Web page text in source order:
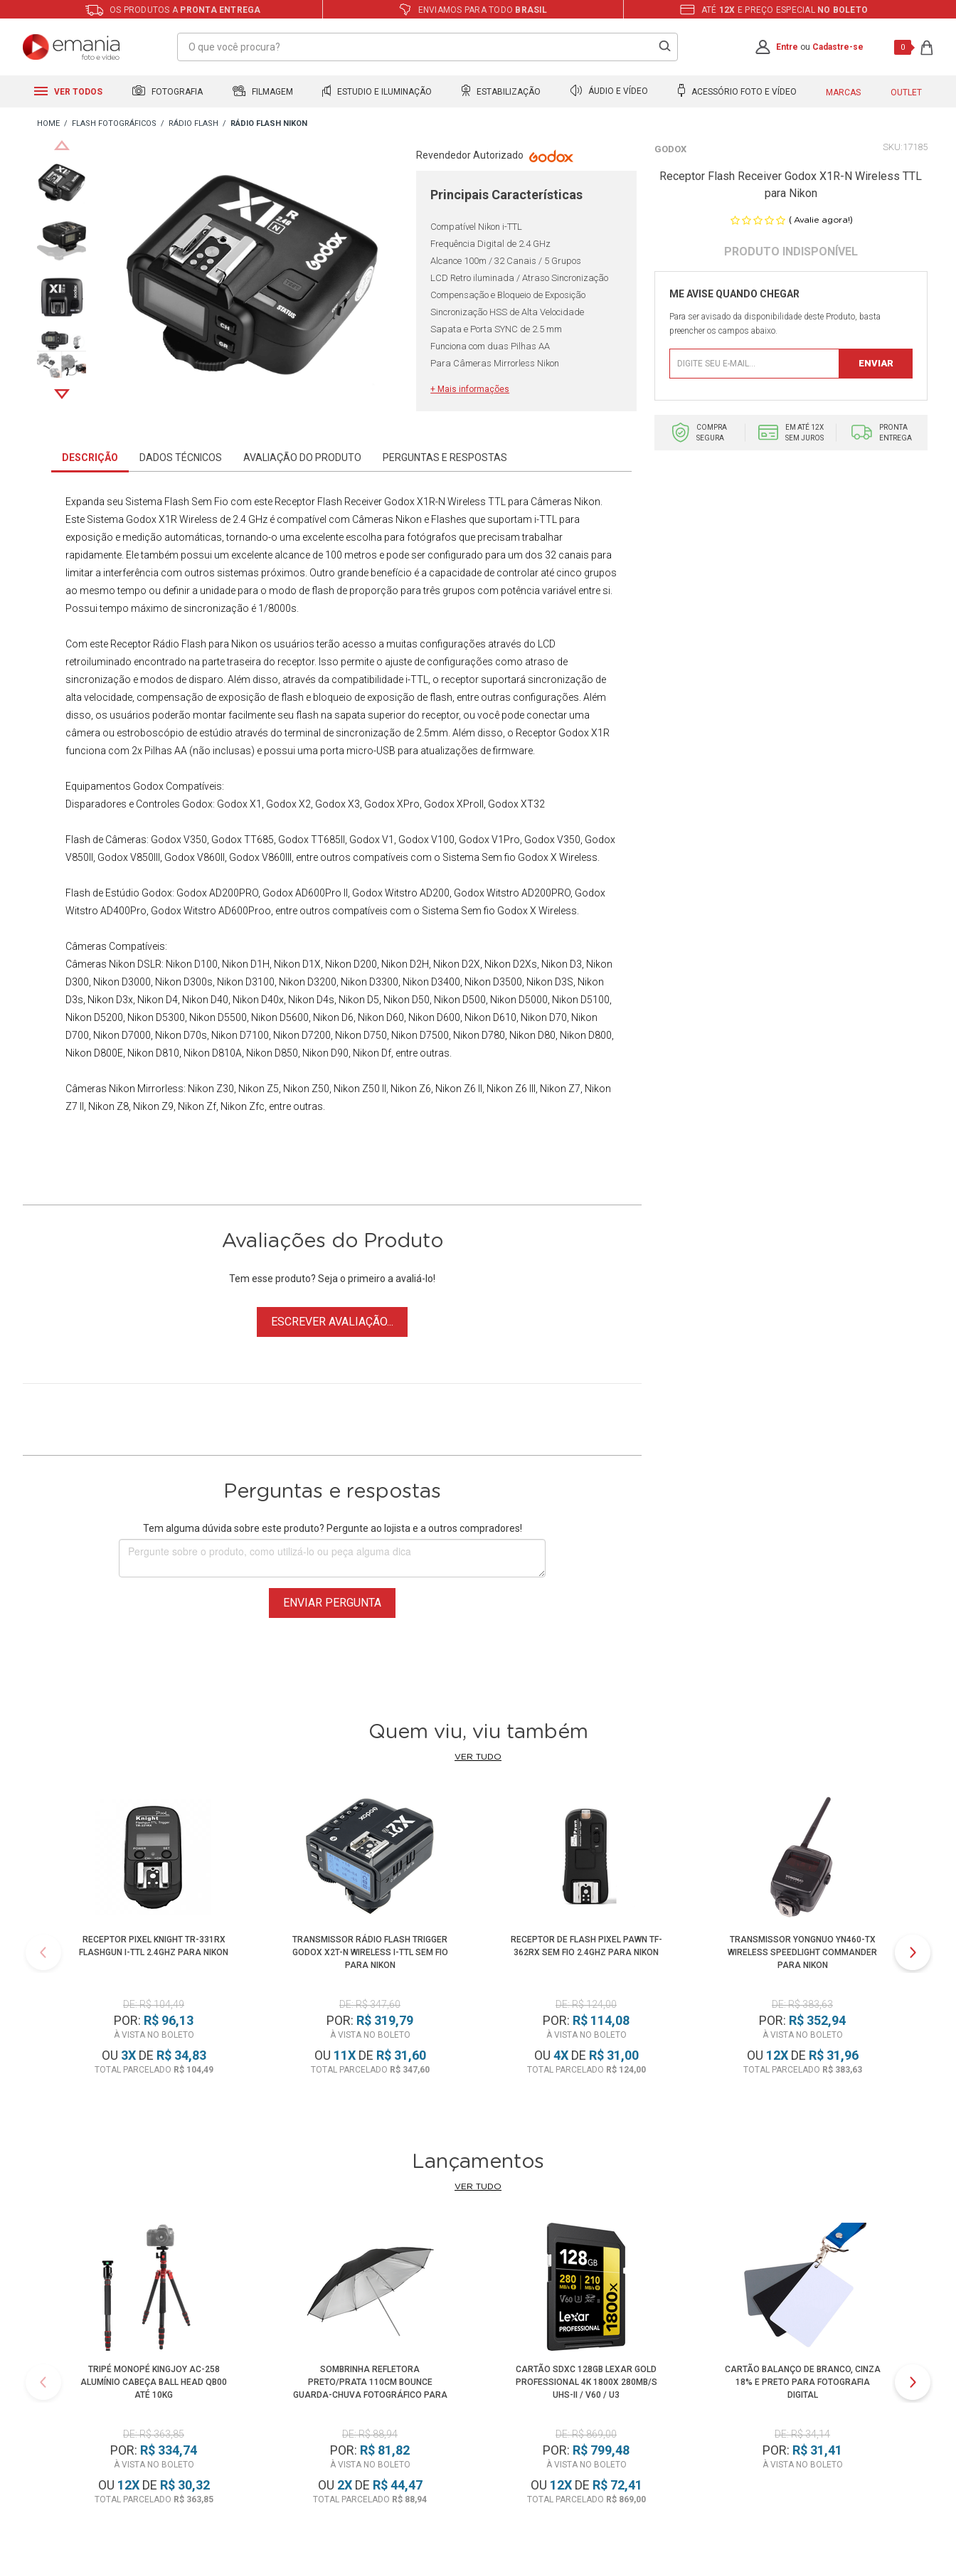
OS PRODUTOS A PRONTA ENTREGA ENVIAMOS PARA TODO BRASIL ATÉ 12X E PREÇO ESPECIAL NO BOLETO
Entre ou Cadastre-se 0
VER TODOS FOTOGRAFIA FILMAGEM ESTUDIO E ILUMINAÇÃO ESTABILIZAÇÃO ÁUDIO E VÍDEO ACESSÓRIO FOTO E VÍDEO MARCAS OUTLET
FLASH FOTOGRÁFICOS RÁDIO FLASH RÁDIO FLASH NIKON
Revendedor Autorizado
Principais Características
Compatível Nikon i-TTL
Frequência Digital de 2.4 GHz
Alcance 100m / 32 Canais / 5 Grupos
LCD Retro iluminada / Atraso Sincronização
Compensação e Bloqueio de Exposição
Sincronização HSS de Alta Velocidade
Sapata e Porta SYNC de 2.5 mm
Funciona com duas Pilhas AA
Para Câmeras Mirrorless Nikon
+ Mais informações
GODOX 17185
Receptor Flash Receiver Godox X1R-N Wireless TTL
para Nikon
( Avalie agora!)
Para ser avisado da disponibilidade deste Produto, basta
preencher os campos abaixo.
COMPRA
SEGURA
EM ATÉ 12X
SEM JUROS
PRONTA
ENTREGA
DESCRIÇÃO DADOS TÉCNICOS AVALIAÇÃO DO PRODUTO PERGUNTAS E RESPOSTAS
Expanda seu Sistema Flash Sem Fio com este Receptor Flash Receiver Godox X1R-N Wireless TTL para Câmeras Nikon
Este Sistema Godox X1R Wireless de 2.4 GHz é compatível com Câmeras Nikon e Flashes que suportam i-TTL para
exposição e medição automáticas, tornando-o uma excelente escolha para fotógrafos que precisam trabalhar
rapidamente. Ele também possui um excelente alcance de 100 metros e pode ser configurado para um dos 32 canais para
limitar a interferência com outros sistemas próximos. Outro grande benefício é a capacidade de controlar até cinco grupos
ao mesmo tempo ou definir a unidade para o modo de flash de proporção para três grupos com potência variável entre si.
Possui tempo máximo de sincronização é 1/8000s.
Com este Receptor Rádio Flash para Nikon os usuários terão acesso a muitas configurações através do LCD
retroiluminado encontrado na parte traseira do receptor. Isso permite o ajuste de configurações como atraso de
sincronização e modos de disparo. Além disso, através da compatibilidade i-TTL, o receptor suportará sincronização de
alta velocidade, compensação de exposição de flash e bloqueio de exposição de flash, entre outras configurações. Além
disso, os usuários poderão montar facilmente seu flash na sapata superior do receptor, ou você pode conectar uma
câmera ou estroboscópio de estúdio através do terminal de sincronização de 2.5mm. Além disso, o Receptor Godox X1R
funciona com 2x Pilhas AA (não inclusas) e possui uma porta micro-USB para atualizações de firmware.
Equipamentos Godox Compatíveis:
Disparadores e Controles Godox: Godox X1, Godox X2, Godox X3, Godox XPro, Godox XProII, Godox XT32
Flash de Câmeras: Godox V350, Godox TT685, Godox TT685II, Godox V1, Godox V100, Godox V1Pro, Godox V350, Godox
V850II, Godox V850III, Godox V860II, Godox V860III, entre outros compatíveis com o Sistema Sem fio Godox X Wireless.
Flash de Estúdio Godox: Godox AD200PRO, Godox AD600Pro II, Godox Witstro AD200, Godox Witstro AD200PRO, Godox
Witstro AD400Pro, Godox Witstro AD600Proo, entre outros compatíveis com o Sistema Sem fio Godox X Wireless.
Câmeras Compatíveis:
Câmeras Nikon DSLR: Nikon D100, Nikon D1H, Nikon D1X, Nikon D200, Nikon D2H, Nikon D2X, Nikon D2Xs, Nikon D3, Nikon
D300, Nikon D3000, Nikon D300s, Nikon D3100, Nikon D3200, Nikon D3300, Nikon D3400, Nikon D3500, Nikon D3S, Nikon
D3s, Nikon D3x, Nikon D4, Nikon D40, Nikon D40x, Nikon D4s, Nikon D5, Nikon D50, Nikon D500, Nikon D5000, Nikon D5100,
Nikon D5200, Nikon D5300, Nikon D5500, Nikon D5600, Nikon D6, Nikon D60, Nikon D600, Nikon D610, Nikon D70, Nikon
D700, Nikon D7000, Nikon D70s, Nikon D7100, Nikon D7200, Nikon D750, Nikon D7500, Nikon D780, Nikon D80, Nikon D800,
Nikon D800E, Nikon D810, Nikon D810A, Nikon D850, Nikon D90, Nikon Df, entre outras.
Câmeras Nikon Mirrorless: Nikon Z30, Nikon Z5, Nikon Z50, Nikon Z50 II, Nikon Z6, Nikon Z6 II, Nikon Z6 III, Nikon Z7, Nikon
Z7 II, Nikon Z8, Nikon Z9, Nikon Zf, Nikon Zfc, entre outras.
Avaliações do Produto
Tem esse produto? Seja o primeiro a avaliá-lo!
ESCREVER AVALIAÇÃO...
Perguntas e respostas
Tem alguma dúvida sobre este produto? Pergunte ao lojista e a outros compradores!
ENVIAR PERGUNTA
Quem viu, viu também
VER TUDO
RECEPTOR PIXEL KNIGHT TR-331RX
FLASHGUN I-TTL 2.4GHZ PARA NIKON
DE: R$ 104,49
POR: R$ 96,13
À VISTA NO BOLETO
OU 3XDE R$ 34,83
TOTAL PARCELADO R$ 104,49
TRANSMISSOR RÁDIO FLASH TRIGGER
GODOX X2T-N WIRELESS I-TTL SEM FIO
PARA NIKON
DE: R$ 347,60
POR: R$ 319,79
À VISTA NO BOLETO
OU 11XDE R$ 31,60
TOTAL PARCELADO R$ 347,60
RECEPTOR DE FLASH PIXEL PAWN TF-
362RX SEM FIO 2.4GHZ PARA NIKON
DE: R$ 124,00
POR: R$ 114,08
À VISTA NO BOLETO
OU 4XDE R$ 31,00
TOTAL PARCELADO R$ 124,00
TRANSMISSOR YONGNUO YN460-TX
WIRELESS SPEEDLIGHT COMMANDER
PARA NIKON
DE: R$ 383,63
POR: R$ 352,94
À VISTA NO BOLETO
OU 12XDE R$ 31,96
TOTAL PARCELADO R$ 383,63
Lançamentos
VER TUDO
TRIPÉ MONOPÉ KINGJOY AC-258
ALUMÍNIO CABEÇA BALL HEAD QB00
ATÉ 10KG
DE: R$ 363,85
POR: R$ 334,74
À VISTA NO BOLETO
OU 12XDE R$ 30,32
TOTAL PARCELADO R$ 363,85
SOMBRINHA REFLETORA
PRETO/PRATA 110CM BOUNCE
GUARDA-CHUVA FOTOGRÁFICO PARA
DE: R$ 88,94
POR: R$ 81,82
À VISTA NO BOLETO
OU 2XDE R$ 44,47
TOTAL PARCELADO R$ 88,94
CARTÃO SDXC 128GB LEXAR GOLD
PROFESSIONAL 4K 1800X 280MB/S
UHS-II / V60 / U3
DE: R$ 869,00
POR: R$ 799,48
À VISTA NO BOLETO
OU 12XDE R$ 72,41
TOTAL PARCELADO R$ 869,00
CARTÃO BALANÇO DE BRANCO, CINZA
18% E PRETO PARA FOTOGRAFIA
DIGITAL
DE: R$ 34,14
POR: R$ 31,41
À VISTA NO BOLETO